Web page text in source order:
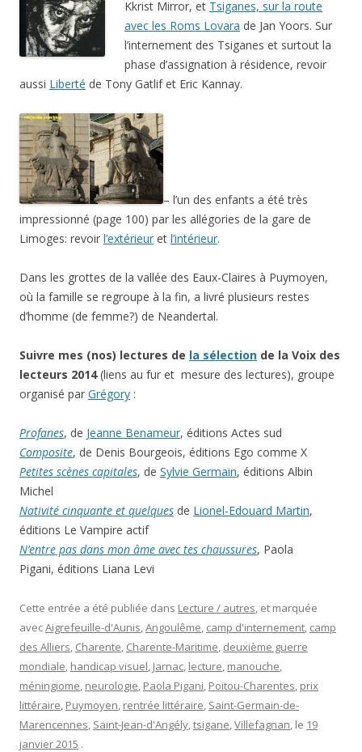
Kkrist Mirror, et Tsiganes, sur la route
avec les Roms Lovara de Jan Yoors. Sur
l’internement des Tsiganes et surtout la
phase d’assignation à résidence, revoir
aussi Liberté de Tony Gatlif et Eric Kannay.
– l’un des enfants a été très
impressionné (page 100) par les allégories de la gare de
Limoges: revoir l’extérieur et l’intérieur.
Dans les grottes de la vallée des Eaux-Claires à Puymoyen,
où la famille se regroupe à la fin, a livré plusieurs restes
d’homme (de femme?) de Neandertal.
Suivre mes (nos) lectures de la sélection de la Voix des
lecteurs 2014(liens au fur et mesure des lectures), groupe
organisé par Grégory :
Profanes, de Jeanne Benameur, éditions Actes sud
Composite, de Denis Bourgeois, éditions Ego comme X
Petites scènes capitales, de Sylvie Germain, éditions Albin
Michel
Nativité cinquante et quelques de Lionel-Edouard Martin,
éditions Le Vampire actif
N’entre pas dans mon âme avec tes chaussures, Paola
Pigani, éditions Liana Levi
Cette entrée a été publiée dans Lecture / autres, et marquée
avecAigrefeuille-d'Aunis,Angoulême, camp d'internement, camp
des Alliers, Charente, Charente-Maritime, deuxième guerre
mondiale, handicap visuel, Jarnac, lecture, manouche,
méningiome, neurologie, Paola Pigani, Poitou-Charentes, prix
littéraire, Puymoyen, rentrée littéraire, Saint-Germain-de-
Marencennes, Saint-Jean-d'Angély,tsigane,Villefagnan, le 19
janvier 2015 .